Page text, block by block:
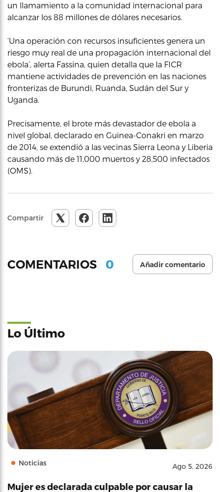
un llamamiento a la comunidad internacional para
alcanzar los 88 millones de dólares necesarios.
‘Una operación con recursos insuficientes genera un
riesgo muy real de una propagación internacional del
ebola’, alerta Fassina, quien detalla que la FICR
mantiene actividades de prevención en las naciones
fronterizas de Burundi, Ruanda, Sudán del Sur y
Uganda.
Precisamente, el brote más devastador de ebola a
nivel global, declarado en Guinea-Conakri en marzo
de 2014, se extendió a las vecinas Sierra Leona y Liberia
causando más de 11,000 muertos y 28,500 infectados
(OMS).
Compartir
COMENTARIOS 0 Añadir comentario
Lo Último
Noticias Ago 5, 2026
Mujer es declarada culpable por causar la